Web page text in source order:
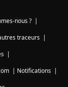
nous ?
traceurs|
|
Notifications